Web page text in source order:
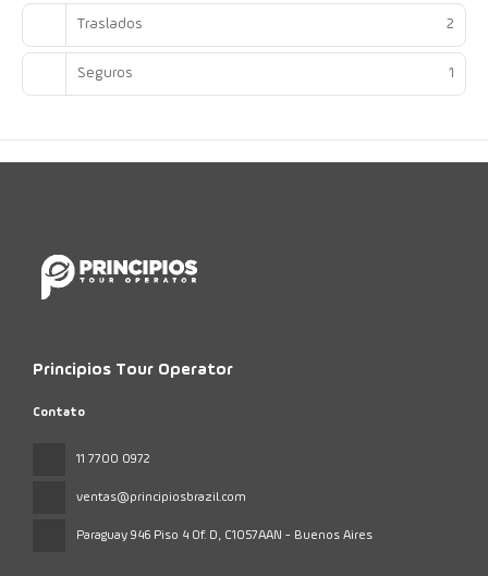
Traslados 2
Seguros 1
Principios Tour Operator
Contato
11 7700 0972
ventas@principiosbrazil.com
Paraguay 946 Piso 4 Of. D, C1057AAN - Buenos Aires